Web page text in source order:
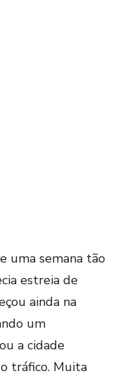
uma semana tão
estreia de
ainda na
um
a cidade
tráfico. Muita